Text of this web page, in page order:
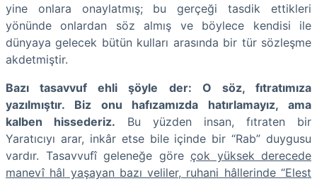
yine onlara onaylatmış; bu gerçeği tasdik ettikleri
yönünde onlardan söz almış ve böylece kendisi ile
dünyaya gelecek bütün kulları arasında bir tür sözleşme
akdetmiştir.
Bazı tasavvuf ehli şöyle der: O söz, fıtratımıza
yazılmıştır. Biz onu hafızamızda hatırlamayız, ama
kalben hissederiz. Bu yüzden insan, fıtraten bir
Yaratıcıyı arar, inkâr etse bile içinde bir “Rab” duygusu
vardır. Tasavvufî geleneğe göre çok yüksek derecede
manevî hâl yaşayan bazı veliler, ruhani hâllerinde “Elest